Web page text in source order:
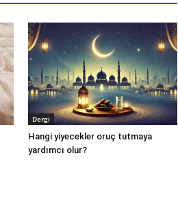
Dergi
Hangi yiyecekler oruç tutmaya
yardımcı olur?